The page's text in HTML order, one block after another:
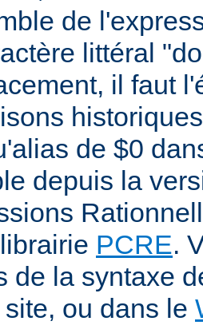
de
littéral
il faut
de $0
depuis la
PCRE.
de la syntaxe
ou dans le